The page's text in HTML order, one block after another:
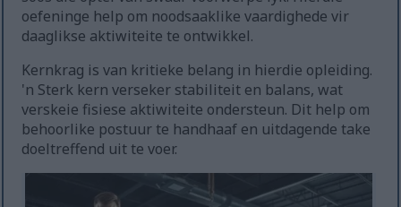
oefeninge help om noodsaaklike vaardighede vir
daaglikse aktiwiteite te ontwikkel.
Kernkrag is van kritieke belang in hierdie opleiding.
'n Sterk kern verseker stabiliteit en balans, wat
verskeie fisiese aktiwiteite ondersteun. Dit help om
behoorlike postuur te handhaaf en uitdagende take
doeltreffend uit te voer.